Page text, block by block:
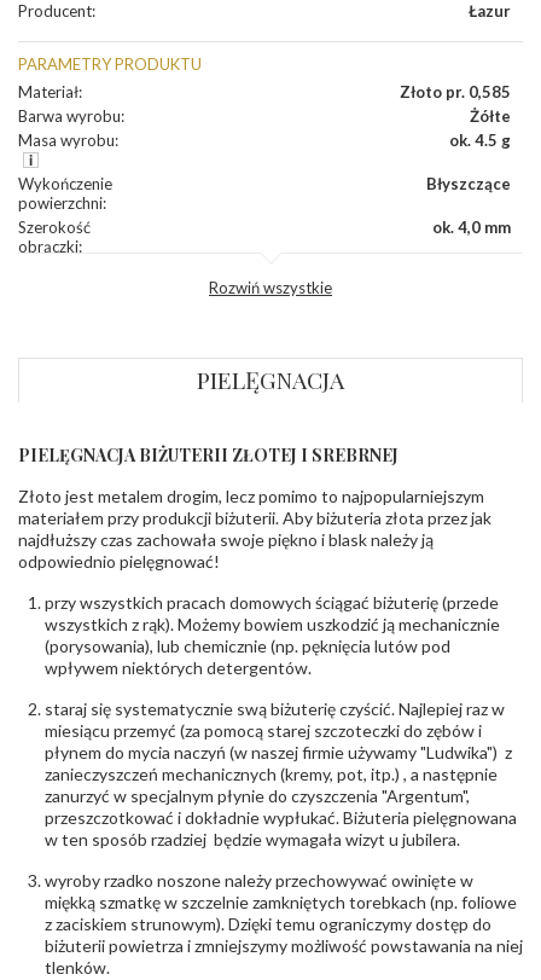
Producent: Łazur
PARAMETRY PRODUKTU
Materiał:
Złoto pr. 0,585
Barwa wyrobu:
Żółte
Masa wyrobu: ok. 4.5 g
Wykończenie
powierzchni:
Błyszczące
Szerokość
obrączki:
ok. 4,0 mm
INNE PARAMETRY
Producent
odpowiedzialny:
Łazur sp.j. Kowalowy 134 38-200 Jasło; NIP:
6850004631; tel.13 44 56 100;
biuro@obraczki.pl ,PZ Stelmach Sp. z o.o. ul.
Północna 22 45-805 Opole; NIP 7542889545;
Tel. +48 77 54 90 100; biuro@stelmach.pl
Bezpieczeństwo
- rodzaj
ostrzeżenia:
Nie nadaje się dla dzieci w wieku poniżej 3 lat
, Elementy w wyrobie wykonane z białego złota
zawierają nikiel
Rozwiń wszystkie
PIELĘGNACJA
PIELĘGNACJA BIŻUTERII ZŁOTEJ I SREBRNEJ
Złoto jest metalem drogim, lecz pomimo to najpopularniejszym
materiałem przy produkcji biżuterii. Aby biżuteria złota przez jak
najdłuższy czas zachowała swoje piękno i blask należy ją
odpowiednio pielęgnować!
przy wszystkich pracach domowych ściągać biżuterię (przede
wszystkich z rąk). Możemy bowiem uszkodzić ją mechanicznie
(porysowania), lub chemicznie (np. pęknięcia lutów pod
wpływem niektórych detergentów.
staraj się systematycznie swą biżuterię czyścić. Najlepiej raz w
miesiącu przemyć (za pomocą starej szczoteczki do zębów i
płynem do mycia naczyń (w naszej firmie używamy "Ludwika") z
zanieczyszczeń mechanicznych (kremy, pot, itp.) , a następnie
zanurzyć w specjalnym płynie do czyszczenia "Argentum",
przeszczotkować i dokładnie wypłukać. Biżuteria pielęgnowana
w ten sposób rzadziej będzie wymagała wizyt u jubilera.
wyroby rzadko noszone należy przechowywać owinięte w
miękką szmatkę w szczelnie zamkniętych torebkach (np. foliowe
z zaciskiem strunowym). Dzięki temu ograniczymy dostęp do
biżuterii powietrza i zmniejszymy możliwość powstawania na niej
tlenków.